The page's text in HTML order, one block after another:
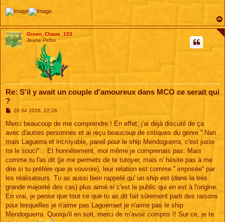
Green_Chaos_123
Jeune Pichu
Re: S'il y avait un couple d'amoureux dans MCO ce serait qui
?
M
s
a
g
26 04 2026, 22:26
Merci beaucoup de me comprendre ! En effet, j'ai déjà discuté de ça
avec d'autres personnes et ai reçu beaucoup de critiques du genre '' Nan
mais Laguerra et incroyable, pareil pour le ship Mendoguerra, c'est juste
toi le souci''... Et honnêtement, moi même je comprenais pas. Mais
comme tu l'as dit (je me permets de te tutoyer, mais n' hésite pas à me
dire si tu préfère que je vouvoie), leur relation est comme '' imposée'' par
les réalisateurs. Tu as aussi bien rappelé qu' un ship est (dans la très
grande majorité des cas) plus aimé si c'est le public qui en est à l'origine.
En vrai, je pense que tout ce que tu as dit fait sûrement parti des raisons
pour lesquelles je n'aime pas Laguerraet je n'aime pas le ship
Mendoguerra. Quoiqu'il en soit, merci de m'avoir compris !! Sur ce, je te